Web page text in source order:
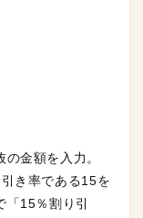
金額を入力。
き率である15を
15％割り引